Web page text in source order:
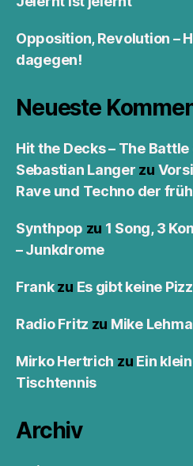
Opposition, Revolution –
dagegen!
Neueste
Hit the Decks – The Battle
Sebastian Langer zu
Rave und Techno der
Synthpop zu 1 Song, 3
– Junkdrome
Frankzu Es gibt keine
Radio Fritz zu Mike
Mirko Hertrich zu Ein
Tischtennis
Archiv